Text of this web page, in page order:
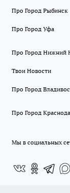
Про Город Рыбинск
Про Город Уфа
Про Город Нижний
Твои Новости
Про Город
Про Город
Мы в социальных